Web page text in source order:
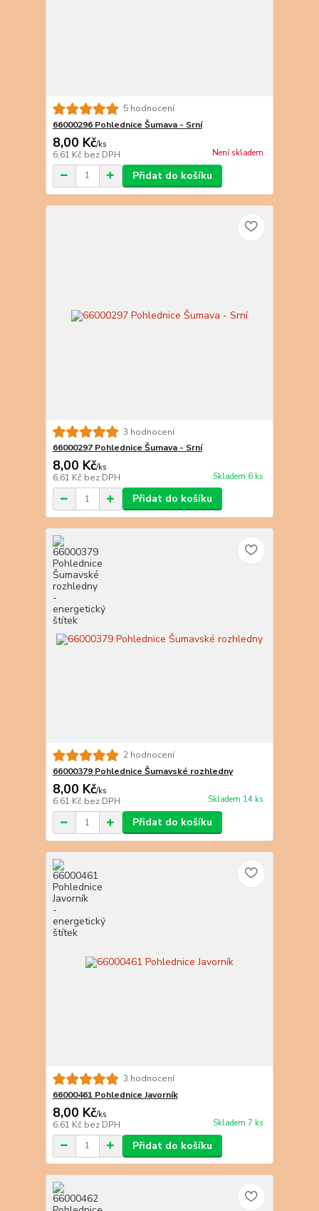
5 hodnocení
66000296 Pohlednice Šumava - Srní
8,00 Kč/ks
6,61 Kč bez DPH Není skladem
Přidat do košíku
3 hodnocení
66000297 Pohlednice Šumava - Srní
8,00 Kč/ks
6,61 Kč bez DPH Skladem 6 ks
Přidat do košíku
2 hodnocení
66000379 Pohlednice Šumavské rozhledny
8,00 Kč/ks
6,61 Kč bez DPH Skladem 14 ks
Přidat do košíku
3 hodnocení
66000461 Pohlednice Javorník
8,00 Kč/ks
6,61 Kč bez DPH Skladem 7 ks
Přidat do košíku